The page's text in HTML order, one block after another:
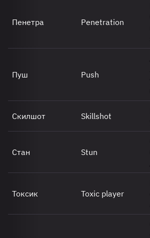
Пенетра Penetration
Пуш Push
Скилшот Skillshot
Стан Stun
Токсик Toxic player